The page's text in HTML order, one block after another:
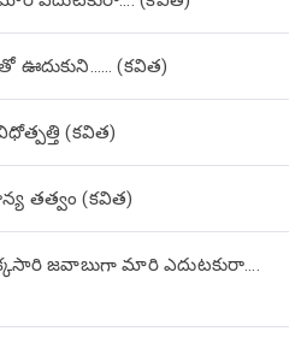
ఊదుకుని…… (కవిత)
(కవిత)
తత్వం (కవిత)
జవాబుగా మారి ఎదుటకురా….